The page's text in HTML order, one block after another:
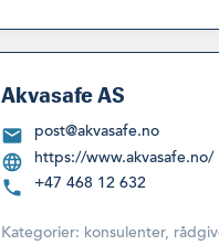
Akvasafe AS
post@akvasafe.no
https://www.akvasafe.no/
+47 468 12 632
Kategorier: konsulenter,